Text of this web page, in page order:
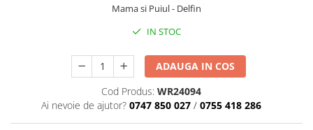
Mama si Puiul - Delfin
IN STOC
ADAUGA IN COS
Cod Produs: WR24094
Ai nevoie de ajutor? 0747 850 027 / 0755 418 286